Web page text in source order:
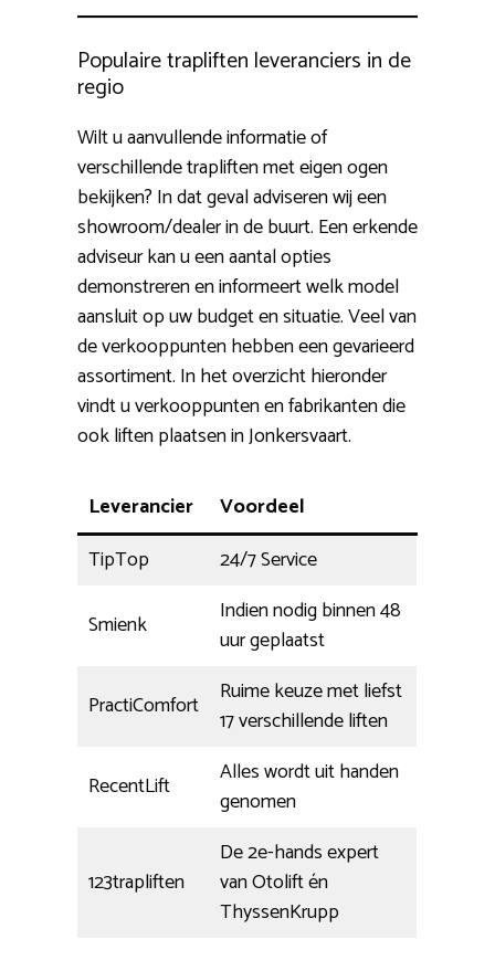
Populaire trapliften leveranciers in de
regio
Wilt u aanvullende informatie of
verschillende trapliften met eigen ogen
bekijken? In dat geval adviseren wij een
showroom/dealer in de buurt. Een erkende
adviseur kan u een aantal opties
demonstreren en informeert welk model
aansluit op uw budget en situatie. Veel van
de verkooppunten hebben een gevarieerd
assortiment. In het overzicht hieronder
vindt u verkooppunten en fabrikanten die
ook liften plaatsen in Jonkersvaart.
Leverancier
Voordeel
TipTop
24/7 Service
Smienk
Indien nodig binnen 48
uur geplaatst
PractiComfort
Ruime keuze met liefst
17 verschillende liften
RecentLift
Alles wordt uit handen
genomen
123trapliften
De 2e-hands expert
van Otolift én
ThyssenKrupp